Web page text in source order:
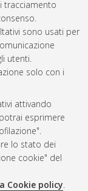
tracciamento
sono usati per
utenti.
solo con i
attivando
esprimere
lo stato dei
cookie" del
Cookie policy.